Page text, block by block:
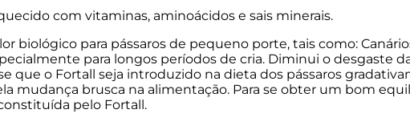
com vitaminas, aminoácidos e sais minerais.
biológico para pássaros de pequeno porte, tais como:
para longos períodos de cria. Diminui o desgaste
que o Fortall seja introduzido na dieta dos pássaros
mudança brusca na alimentação. Para se obter um bom
pelo Fortall.